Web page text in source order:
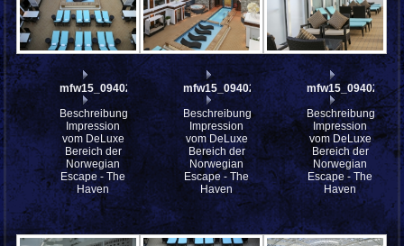
mfw15_094027
Beschreibung:
Impression
vom DeLuxe
Bereich der
Norwegian
Escape - The
Haven
mfw15_094026
Beschreibung:
Impression
vom DeLuxe
Bereich der
Norwegian
Escape - The
Haven
mfw15_094025
Beschreibung:
Impression
vom DeLuxe
Bereich der
Norwegian
Escape - The
Haven